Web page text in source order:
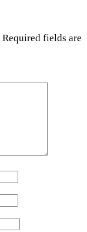
Required fields are